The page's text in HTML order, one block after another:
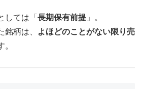
しては「 長期保有前提 」。
柄は、
よほどのことがない限り売
。